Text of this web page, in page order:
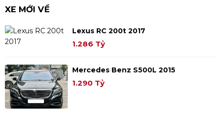
XE MỚI VỀ
Lexus RC 200t 2017
1.286 Tỷ
Mercedes Benz S500L 2015
1.290 Tỷ